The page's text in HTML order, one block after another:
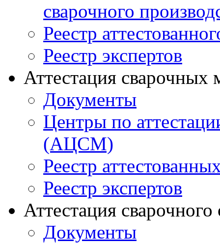
сварочного
Реестр
Реестр экспертов
Аттестация сварочных
Документы
Центры по
(АЦСМ)
Реестр
Реестр экспертов
Аттестация
Документы